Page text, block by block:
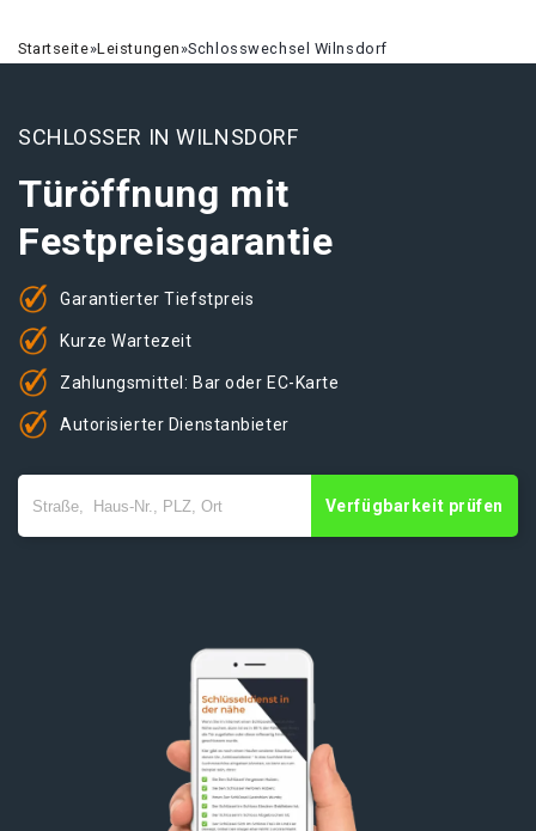
Startseite»Leistungen»Schlosswechsel Wilnsdorf
SCHLOSSER IN WILNSDORF
Türöffnung mit
Festpreisgarantie
Garantierter Tiefstpreis
Kurze Wartezeit
Zahlungsmittel: Bar oder EC-Karte
Autorisierter Dienstanbieter
Verfügbarkeit prüfen